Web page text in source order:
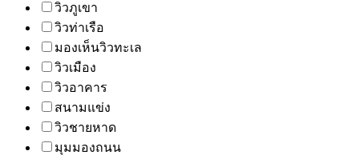
วิวภูเขา
วิวท่าเรือ
มองเห็นวิวทะเล
วิวเมือง
วิวอาคาร
สนามแข่ง
วิวชายหาด
มุมมองถนน